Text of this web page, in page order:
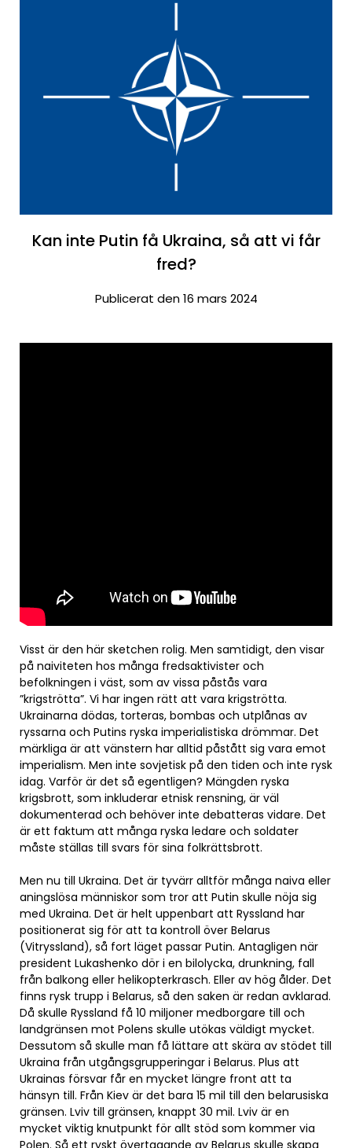
Kan inte Putin få Ukraina, så att vi får
fred?
Publicerat den 16 mars 2024
Visst är den här sketchen rolig. Men samtidigt, den visar
på naiviteten hos många fredsaktivister och
befolkningen i väst, som av vissa påstås vara
”krigströtta”. Vi har ingen rätt att vara krigströtta.
Ukrainarna dödas, torteras, bombas och utplånas av
ryssarna och Putins ryska imperialistiska drömmar. Det
märkliga är att vänstern har alltid påstått sig vara emot
imperialism. Men inte sovjetisk på den tiden och inte rysk
idag. Varför är det så egentligen? Mängden ryska
krigsbrott, som inkluderar etnisk rensning, är väl
dokumenterad och behöver inte debatteras vidare. Det
är ett faktum att många ryska ledare och soldater
måste ställas till svars för sina folkrättsbrott.
Men nu till Ukraina. Det är tyvärr alltför många naiva eller
aningslösa människor som tror att Putin skulle nöja sig
med Ukraina. Det är helt uppenbart att Ryssland har
positionerat sig för att ta kontroll över Belarus
(Vitryssland), så fort läget passar Putin. Antagligen när
president Lukashenko dör i en bilolycka, drunkning, fall
från balkong eller helikopterkrasch. Eller av hög ålder. Det
finns rysk trupp i Belarus, så den saken är redan avklarad.
Då skulle Ryssland få 10 miljoner medborgare till och
landgränsen mot Polens skulle utökas väldigt mycket.
Dessutom så skulle man få lättare att skära av stödet till
Ukraina från utgångsgrupperingar i Belarus. Plus att
Ukrainas försvar får en mycket längre front att ta
hänsyn till. Från Kiev är det bara 15 mil till den belarusiska
gränsen. Lviv till gränsen, knappt 30 mil. Lviv är en
mycket viktig knutpunkt för allt stöd som kommer via
Polen. Så ett ryskt övertagande av Belarus skulle skapa